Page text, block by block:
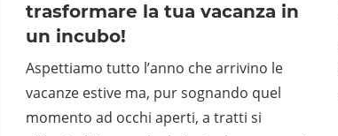
trasformare la tua vacanza in
un incubo!
Aspettiamo tutto l’anno che arrivino le
vacanze estive ma, pur sognando quel
momento ad occhi aperti, a tratti si